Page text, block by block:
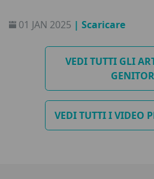
01 JAN 2025 | Scaricare
VEDI TUTTI GLI
VEDI TUTTI I VIDEO